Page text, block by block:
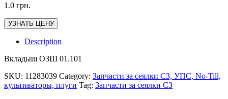
1.0 грн.
УЗНАТЬ ЦЕНУ
Description
Вкладыш ОЗШ 01.101
SKU: 11283039 Category: Запчасти за сеялки СЗ, УПС, No-Till,
культиваторы, плуги Tag: Запчасти за сеялки СЗ